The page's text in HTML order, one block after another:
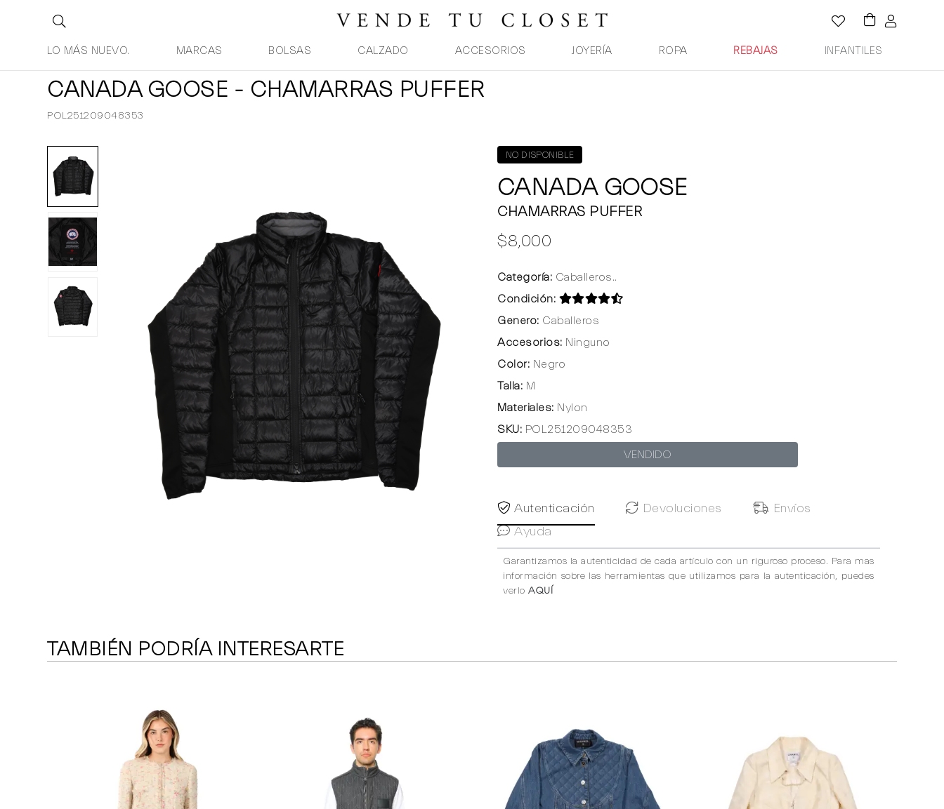
LO MÁS NUEVO. MARCAS BOLSAS CALZADO ACCESORIOS JOYERÍA ROPA REBAJAS INFANTILES
CANADA GOOSE - CHAMARRAS PUFFER
POL251209048353
NO DISPONIBLE
CANADA GOOSE
CHAMARRAS PUFFER
$8,000
Categoría: Caballeros..
Condición:
Genero: Caballeros
Accesorios: Ninguno
Color: Negro
Talla: M
Materiales: Nylon
SKU: POL251209048353
VENDIDO
Autenticación Devoluciones
Envíos
Ayuda
Garantizamos la autenticidad de cada artículo con un riguroso proceso. Para mas
información sobre las herramientas que utilizamos para la autenticación, puedes
verlo AQUÍ
TAMBIÉN PODRÍA INTERESARTE